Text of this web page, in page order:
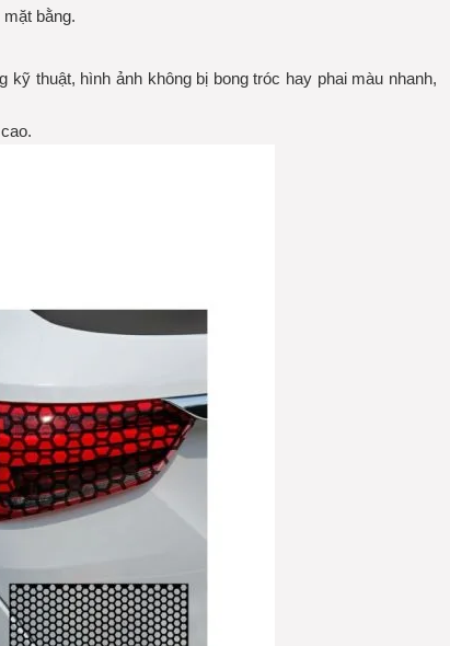
bằng.
thuật, hình ảnh không bị bong tróc hay phai màu nhanh,